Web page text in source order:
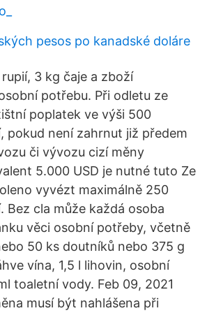
pesos po kanadské doláre
3 kg čaje a zboží
potřebu. Při odletu ze
poplatek ve výši 500
pokud není zahrnut již předem
či vývozu cizí měny
5.000 USD je nutné tuto Ze
vyvézt maximálně 250
Bez cla může každá osoba
věci osobní potřeby, včetně
50 ks doutníků nebo 375 g
vína, 1,5 l lihovin, osobní
toaletní vody. Feb 09, 2021
musí být nahlášena při